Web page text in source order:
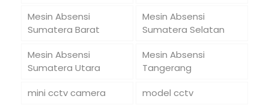
Mesin Absensi
Sumatera Barat
Mesin Absensi
Sumatera Selatan
Mesin Absensi
Sumatera Utara
Mesin Absensi
Tangerang
mini cctv camera
model cctv